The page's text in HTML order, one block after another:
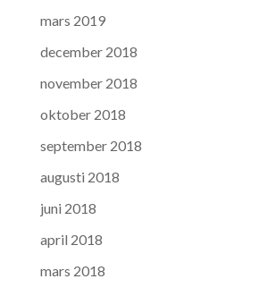
mars 2019
december 2018
november 2018
oktober 2018
september 2018
augusti 2018
juni 2018
april 2018
mars 2018